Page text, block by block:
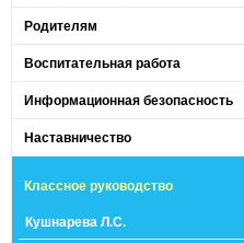
Родителям
Воспитательная работа
Информационная безопасность
Наставничество
Классное руководство
Кушнарева Л.С.